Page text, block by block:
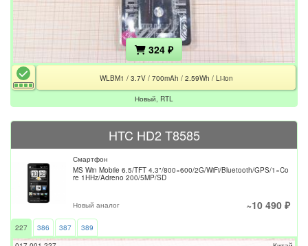
324 ₽
WLBM1 / 3.7V / 700mAh / 2.59Wh / Li-ion
Новый, RTL
HTC HD2 T8585
Смартфон
MS Win Mobile 6.5/TFT 4.3"/800×600/2G/WiFi/Bluetooth/GPS/1×Co
re 1HHz/Adreno 200/5MP/SD
Новый аналог ~10 490 ₽
227 386 387
389